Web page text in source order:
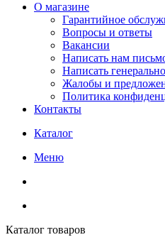
О магазине
Гарантийное
Вопросы и ответы
Вакансии
Написать нам
Написать
Жалобы и
Политика
Контакты
Каталог
Меню
Каталог товаров